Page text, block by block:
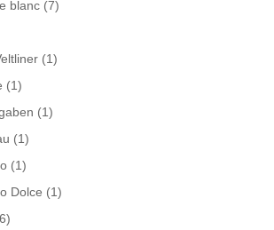
blanc (7)
(1)
(1)
(1)
(1)
(1)
Dolce (1)